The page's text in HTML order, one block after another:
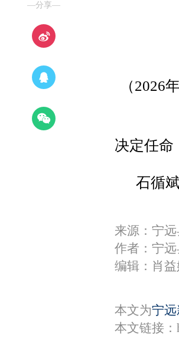
—分享—
（2026
决定任命
石循
来源：宁
作者：宁
编辑：肖益
本文为宁远
本文链接：